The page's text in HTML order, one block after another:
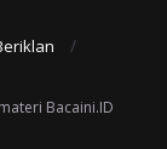
Bacaini.ID